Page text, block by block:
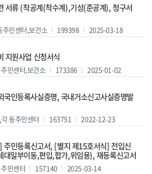
서류 (착공계(착수계),기성(준공계), 청구서
주민센터,보건소 199398
2025-03-18
지원사업 신청서식
민센터,보건소 173386
2025-01-02
국인등록사실증명, 국내거소신고사실증명발
동주민센터 163751
2022-12-23
주민등록신고서, [별지 제15호서식] 전입신
일부이동,편입,합가,위임용), 재등록신고서
민센터 157140
2025-03-14